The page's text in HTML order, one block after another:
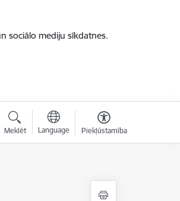
sociālo mediju sīkdatnes.
Meklēt Language Piekļūstamība